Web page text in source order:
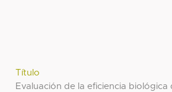
Título
Evaluación de la eficiencia biológica